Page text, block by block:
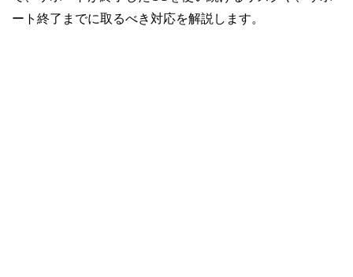
ート終了までに取るべき対応を解説します。